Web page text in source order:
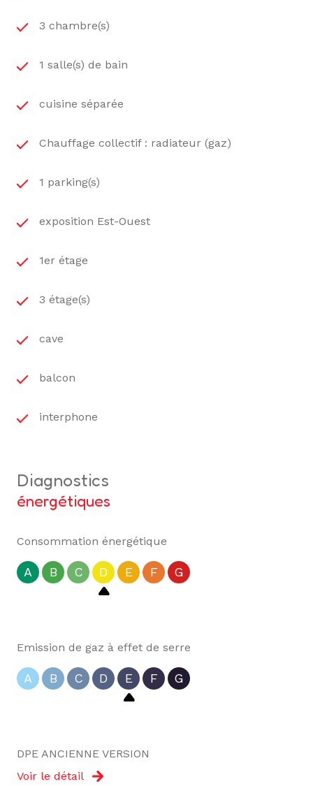
3 chambre(s)
1 salle(s) de bain
cuisine séparée
Chauffage collectif : radiateur (gaz)
1 parking(s)
exposition Est-Ouest
1er étage
3 étage(s)
cave
balcon
interphone
diagnostics
énergétiques
Consommation énergétique
A B C D E F G
Emission de gaz à effet de serre
A B C D E F G
DPE ANCIENNE VERSION
Voir le détail